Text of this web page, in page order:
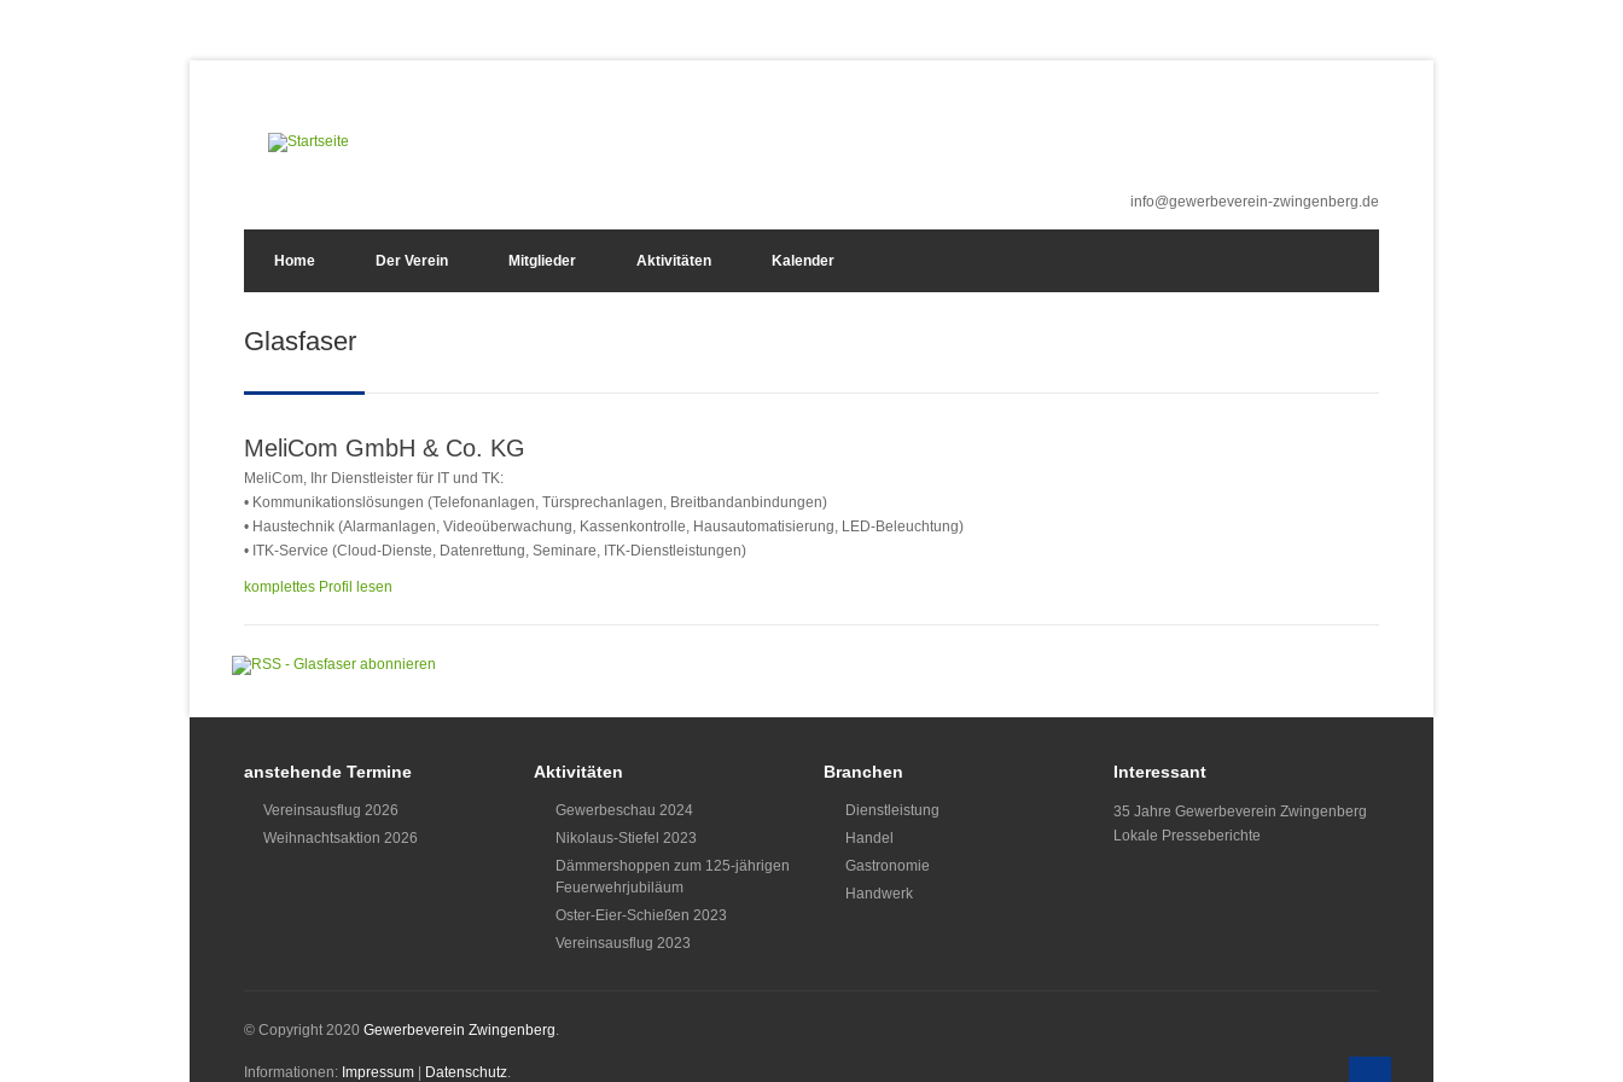
info@gewerbeverein-zwingenberg.de
Home Der Verein Mitglieder Aktivitäten Kalender
Suchformular
Sie sind hier
Glasfaser
MeliCom GmbH & Co. KG
MeliCom, Ihr Dienstleister für IT und TK:
• Kommunikationslösungen (Telefonanlagen, Türsprechanlagen, Breitbandanbindungen)
• Haustechnik (Alarmanlagen, Videoüberwachung, Kassenkontrolle, Hausautomatisierung, LED-Beleuchtung)
• ITK-Service (Cloud-Dienste, Datenrettung, Seminare, ITK-Dienstleistungen)
komplettes Profil lesen
anstehende Termine
Vereinsausflug 2026
Weihnachtsaktion 2026
Aktivitäten
Gewerbeschau 2024
Nikolaus-Stiefel 2023
Dämmershoppen zum 125-jährigen
Feuerwehrjubiläum
Oster-Eier-Schießen 2023
Vereinsausflug 2023
Branchen
Dienstleistung
Handel
Gastronomie
Handwerk
Interessant
35 Jahre Gewerbeverein Zwingenberg
Lokale Presseberichte
© Copyright 2020 Gewerbeverein Zwingenberg.
Informationen: Impressum Datenschutz.